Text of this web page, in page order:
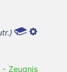
- Zeugnis